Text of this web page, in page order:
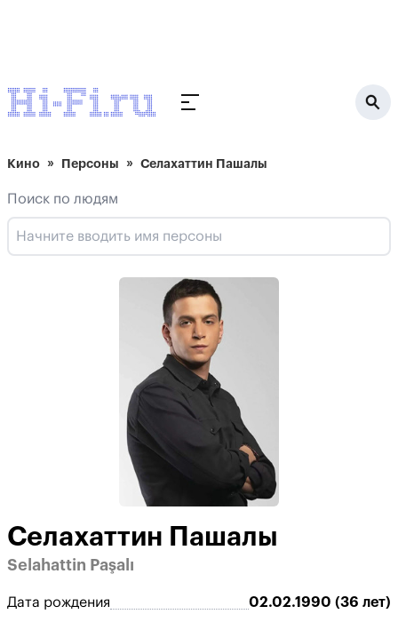
Кино Персоны Селахаттин Пашалы
Поиск по людям
Селахаттин Пашалы
Selahattin Paşalı
Дата рождения 02.02.1990 (36 лет)